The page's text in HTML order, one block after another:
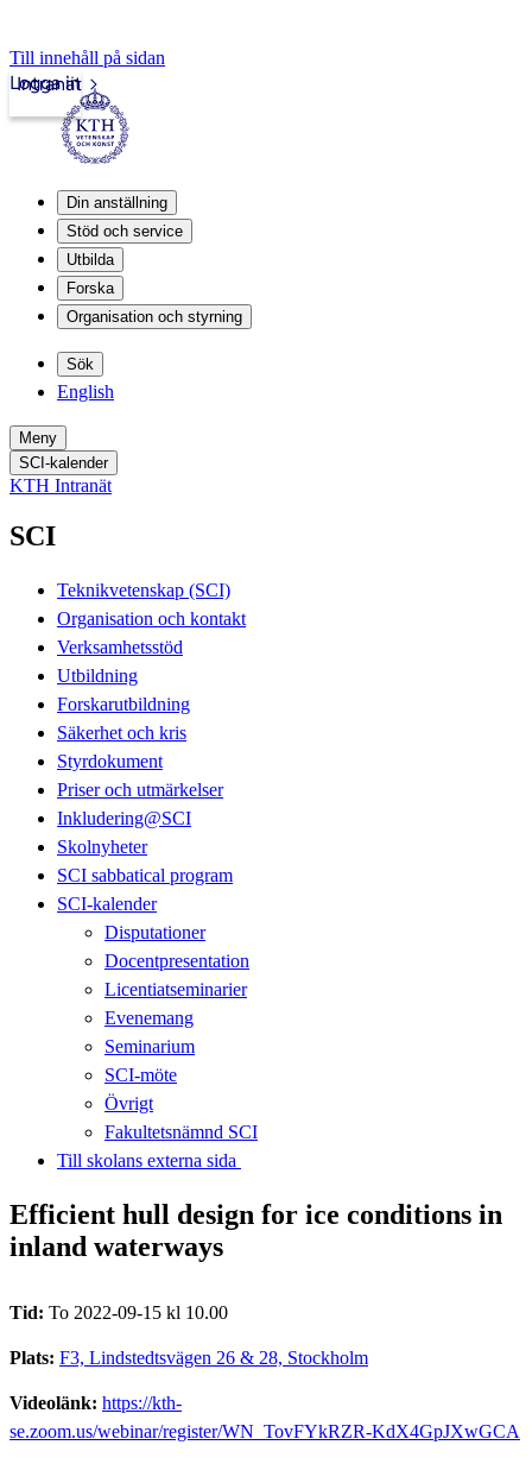
Till innehåll på sidan
Intranät
Logga in
Din anställning
Stöd och service
Utbilda
Forska
Organisation och styrning
Sök
English
Meny
SCI-kalender
KTH Intranät
SCI
Teknikvetenskap (SCI)
Organisation och kontakt
Verksamhetsstöd
Utbildning
Forskarutbildning
Säkerhet och kris
Styrdokument
Priser och utmärkelser
Inkludering@SCI
Skolnyheter
SCI sabbatical program
SCI-kalender
Disputationer
Docentpresentation
Licentiatseminarier
Evenemang
Seminarium
SCI-möte
Övrigt
Fakultetsnämnd SCI
Till skolans externa sida​​​​​​​
Efficient hull design for ice conditions in
inland waterways
Tid: To 2022-09-15 kl 10.00
Plats: F3, Lindstedtsvägen 26 & 28, Stockholm
Videolänk: https://kth-
se.zoom.us/webinar/register/WN_TovFYkRZR-KdX4GpJXwGCA